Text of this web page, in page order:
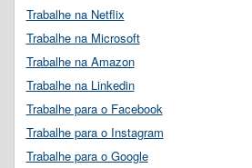
Trabalhe na Netflix
Trabalhe na Microsoft
Trabalhe na Amazon
Trabalhe na Linkedin
Trabalhe para o Facebook
Trabalhe para o Instagram
Trabalhe para o Google